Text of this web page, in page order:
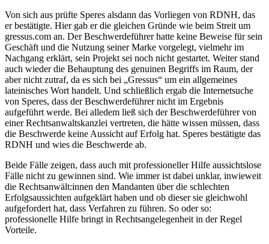
Von sich aus prüfte Speres alsdann das Vorliegen von RDNH, das
er bestätigte. Hier gab er die gleichen Gründe wie beim Streit um
gressus.com an. Der Beschwerdeführer hatte keine Beweise für sein
Geschäft und die Nutzung seiner Marke vorgelegt, vielmehr im
Nachgang erklärt, sein Projekt sei noch nicht gestartet. Weiter stand
auch wieder die Behauptung des genuinen Begriffs im Raum, der
aber nicht zutraf, da es sich bei „Gressus“ um ein allgemeines
lateinisches Wort handelt. Und schließlich ergab die Internetsuche
von Speres, dass der Beschwerdeführer nicht im Ergebnis
aufgeführt werde. Bei alledem ließ sich der Beschwerdeführer von
einer Rechtsanwaltskanzlei vertreten, die hätte wissen müssen, dass
die Beschwerde keine Aussicht auf Erfolg hat. Speres bestätigte das
RDNH und wies die Beschwerde ab.
Beide Fälle zeigen, dass auch mit professioneller Hilfe aussichtslose
Fälle nicht zu gewinnen sind. Wie immer ist dabei unklar, inwieweit
die Rechtsanwält:innen den Mandanten über die schlechten
Erfolgsaussichten aufgeklärt haben und ob dieser sie gleichwohl
aufgefordert hat, dass Verfahren zu führen. So oder so:
professionelle Hilfe bringt in Rechtsangelegenheit in der Regel
Vorteile.